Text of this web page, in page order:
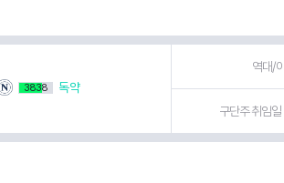
3838 독약
역대/
구단주 취임일 :